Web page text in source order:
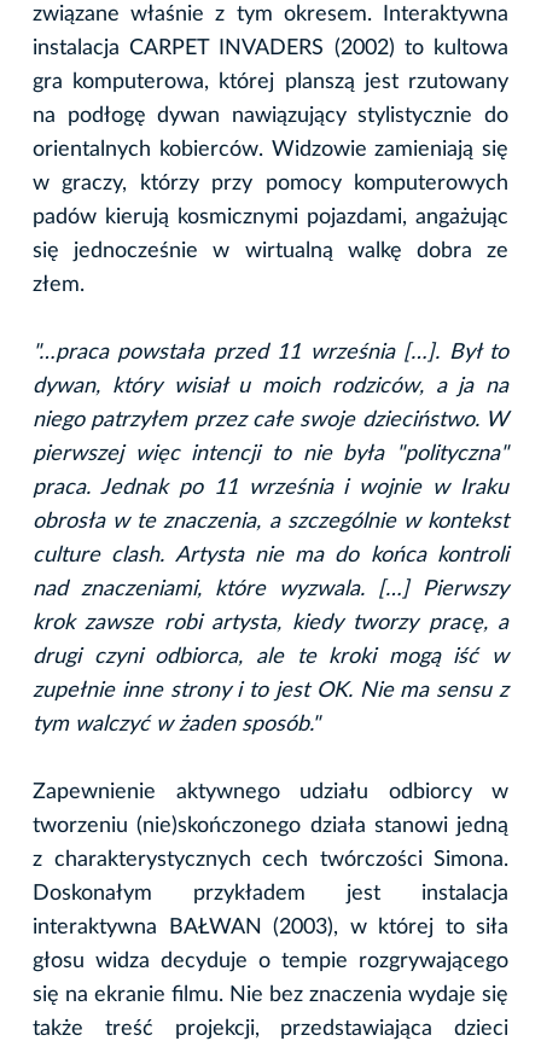
związane właśnie z tym okresem. Interaktywna
instalacja CARPET INVADERS (2002) to kultowa
gra komputerowa, której planszą jest rzutowany
na podłogę dywan nawiązujący stylistycznie do
orientalnych kobierców. Widzowie zamieniają się
w graczy, którzy przy pomocy komputerowych
padów kierują kosmicznymi pojazdami, angażując
się jednocześnie w wirtualną walkę dobra ze
złem.
"…praca powstała przed 11 września […]. Był to
dywan, który wisiał u moich rodziców, a ja na
niego patrzyłem przez całe swoje dzieciństwo. W
pierwszej więc intencji to nie była "polityczna"
praca. Jednak po 11 września i wojnie w Iraku
obrosła w te znaczenia, a szczególnie w kontekst
culture clash. Artysta nie ma do końca kontroli
nad znaczeniami, które wyzwala. […] Pierwszy
krok zawsze robi artysta, kiedy tworzy pracę, a
drugi czyni odbiorca, ale te kroki mogą iść w
zupełnie inne strony i to jest OK. Nie ma sensu z
tym walczyć w żaden sposób."
Zapewnienie aktywnego udziału odbiorcy w
tworzeniu (nie)skończonego działa stanowi jedną
z charakterystycznych cech twórczości Simona.
Doskonałym przykładem jest instalacja
interaktywna BAŁWAN (2003), w której to siła
głosu widza decyduje o tempie rozgrywającego
się na ekranie filmu. Nie bez znaczenia wydaje się
także treść projekcji, przedstawiająca dzieci